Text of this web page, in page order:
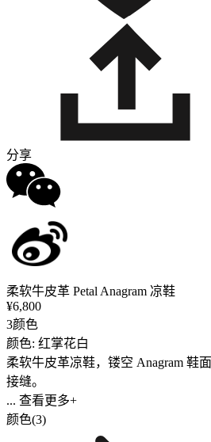
分享
柔软牛皮革 Petal Anagram 凉鞋
¥6,800
3颜色
颜色: 红掌花白
柔软牛皮革凉鞋，镂空 Anagram 鞋
接缝。
... 查看更多+
颜色(3)